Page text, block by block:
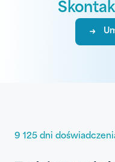
9 125 dni